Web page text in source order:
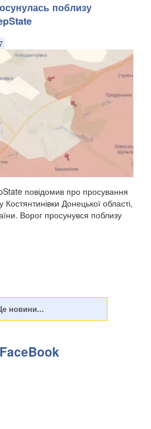
поблизу
повідомив про просування
Костянтинівки Донецької області,
Ворог просунувся поблизу